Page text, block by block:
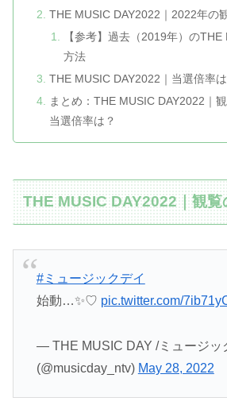
THE MUSIC DAY2022｜2022年の
【参考】過去（2019年）のTHE
方法
THE MUSIC DAY2022｜当選倍率は
まとめ：THE MUSIC DAY2022｜
当選倍率は？
THE MUSIC DAY2022｜観覧
#ミュージックデイ
始動…✨♡ pic.twitter.com/
— THE MUSIC DAY /ミュージッ
(@musicday_ntv) May 28, 2022